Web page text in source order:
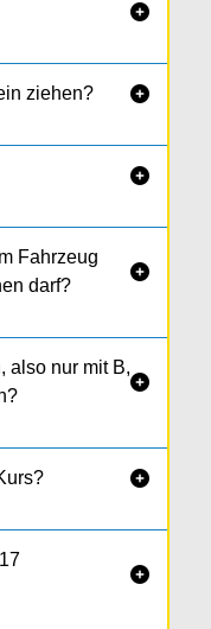

ziehen? 

Fahrzeug
darf?

also nur mit B,


